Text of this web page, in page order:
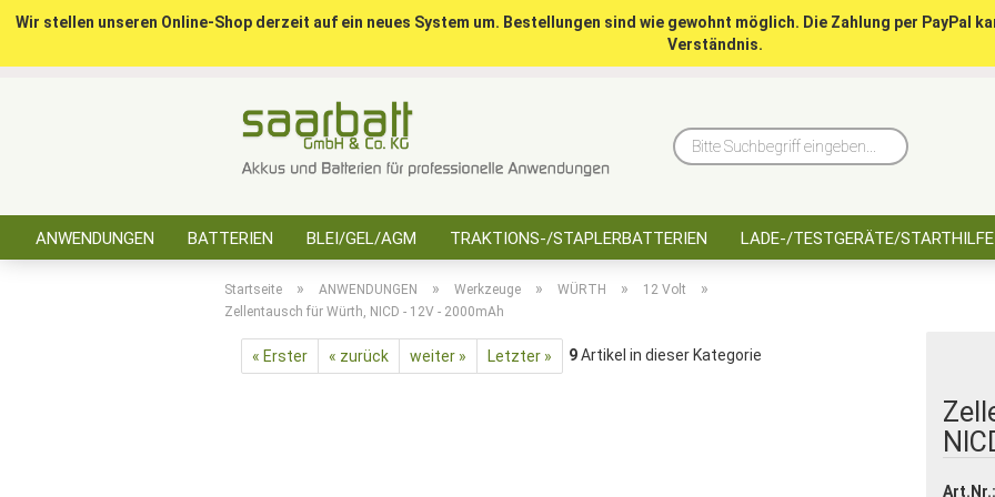
Bitte
Wir stellen unseren Online-Shop derzeit auf ein neues System um. Bestellungen sind wie gewohnt möglich. Die Zahlung per PayPal
Verständnis.
ANWENDUNGEN BATTERIEN BLEI/GEL/AGM TRAKTIONS-/STAPLERBATTERIEN LADE-/TESTGERÄTE/STARTHILFE
Startseite » ANWENDUNGEN » Werkzeuge » WÜRTH » 12 Volt »
Zellentausch für Würth, NICD - 12V - 2000mAh
« Erster « zurück weiter » Letzter » 9Artikel in dieser Kategorie
Art.Nr.: